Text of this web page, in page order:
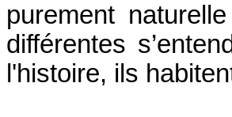
purement
différentes
l'histoire, ils